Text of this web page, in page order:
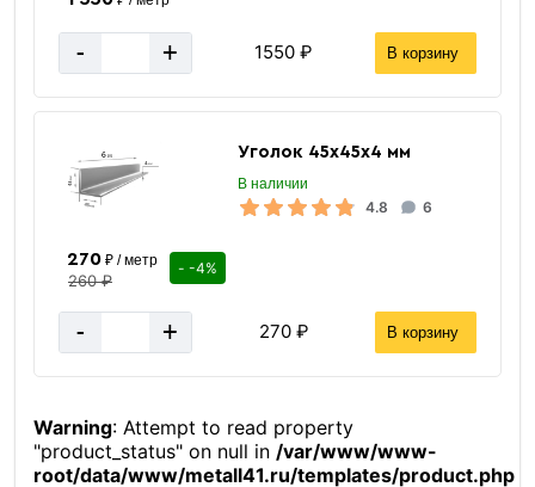
- + 1550 ₽ В корзину
Уголок 45х45х4 мм
В наличии
4.8 6
270₽ / метр
260 ₽
- -4%
- + 270 ₽ В корзину
Warning: Attempt to read property
"product_status" on null in/var/www/www-
root/data/www/metall41.ru/templates/product.php